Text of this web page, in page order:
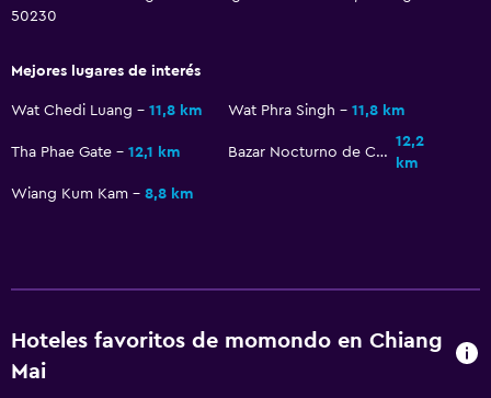
50230
Mejores lugares de interés
Wat Chedi Luang 11,8 km Wat Phra Singh 11,8 km
Tha Phae Gate 12,1 km Bazar Nocturno de Chiang Mai
12,2
km
Wiang Kum Kam
8,8 km
Hoteles favoritos de momondo en Chiang
Mai